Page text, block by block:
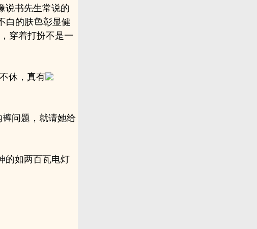
说书先生常说的
白的肤
彰显健
穿着打扮不是一
休，真有
问题，就请她给
的如两百瓦电灯